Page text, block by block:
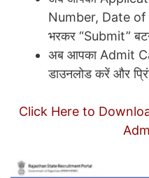
Number, Date
भरकर “Submit”
अब आपका Admit
डाउनलोड करें और
Click Here to